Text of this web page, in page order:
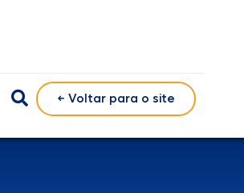
← Voltar para o site